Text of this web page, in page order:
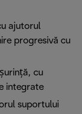
ajutorul
progresivă cu
cu
integrate
suportului